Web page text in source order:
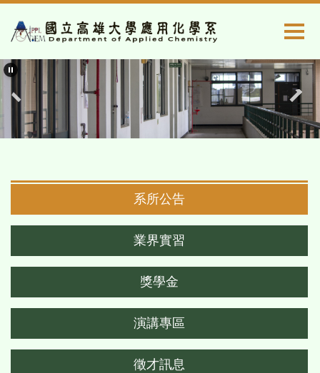
到
主
要
內
容
系所公告
業界實習
獎學金
演講專區
徵才訊息